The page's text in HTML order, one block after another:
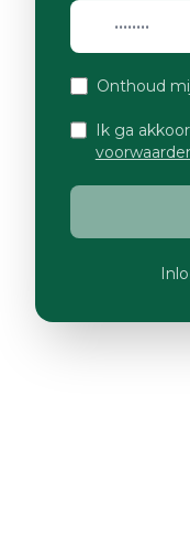
Onthoud
Ik ga